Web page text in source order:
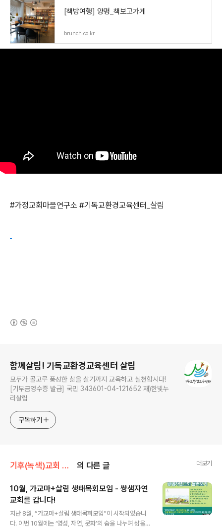
[책방여행] 양평_책보고가게
brunch.co.kr
#가정교회마을연구소 #기독교환경교육센터_살림
함께살림! 기독교환경교육센터 살림
모두가 골고루 풍성한 삶을 살기까지 교육하고 실천합시다!
[기부금영수증 발급] 국민 343601-04-121652 재)한빛누
리살림
구독하기
기후(녹색)교회 이야기/마을교회 이야기 의 다른 글 더보기
10월, 가교마+살림 생태목회모임 - 쌍샘자연
교회를 갑니다!
지난 8월, “가교마+살림 생태목회모임”이 시작되었습니
다. 이번 10월에는 ‘영성, 자연, 문화’의 숨을 나누며 삶을